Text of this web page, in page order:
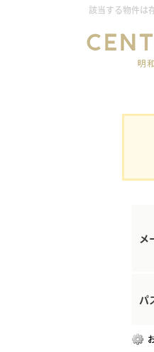
該当する物件は
メ
パ